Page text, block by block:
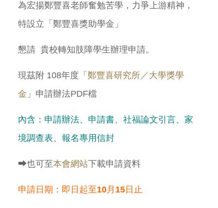
為宏揚鄭豐喜老師奮勉苦學，力爭上游精神，
特設立「鄭豐喜獎助學金」
懇請 貴校轉知肢障學生辦理申請。
現茲附 108年度「 鄭豐喜研究所／大學獎學
金 」申請辦法PDF檔
內含：申請辦法、申請書、社福論文引言、家
境調查表、報名專用信封
➡也可至本會網站下載申請資料
申請日期：即日起至10月15日止